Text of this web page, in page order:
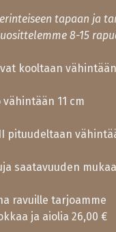
tapaan ja
8-15
kooltaan vähintään
11 cm
pituudeltaan
saatavuuden
ravuille tarjoamme
ja aiolia 26,00 €